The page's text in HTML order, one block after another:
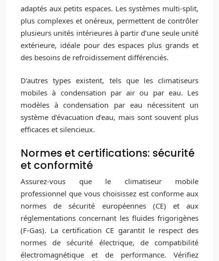
adaptés aux petits espaces. Les systèmes multi-split,
plus complexes et onéreux, permettent de contrôler
plusieurs unités intérieures à partir d’une seule unité
extérieure, idéale pour des espaces plus grands et
des besoins de refroidissement différenciés.
D’autres types existent, tels que les climatiseurs
mobiles à condensation par air ou par eau. Les
modèles à condensation par eau nécessitent un
système d’évacuation d’eau, mais sont souvent plus
efficaces et silencieux.
Normes et certifications: sécurité
et conformité
Assurez-vous que le climatiseur mobile
professionnel que vous choisissez est conforme aux
normes de sécurité européennes (CE) et aux
réglementations concernant les fluides frigorigènes
(F-Gas). La certification CE garantit le respect des
normes de sécurité électrique, de compatibilité
électromagnétique et de performance. Vérifiez